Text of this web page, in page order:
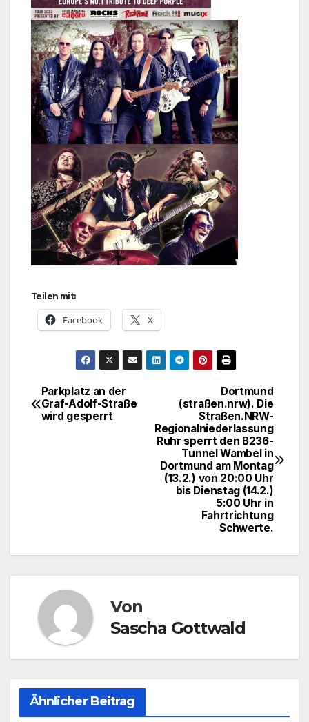
Teilen mit:
Facebook X
BeitragsnavigationDortmund
(straßen.nrw). Die
Straßen.NRW-
Regionalniederlassung
Ruhr sperrt den B236-
Tunnel Wambel in
Dortmund am Montag
(13.2.) von 20:00 Uhr
bis Dienstag (14.2.)
5:00 Uhr in
Fahrtrichtung
Schwerte.
Parkplatz an der
Graf-Adolf-Straße
wird gesperrt
Von
Sascha Gottwald
Ähnlicher Beitrag